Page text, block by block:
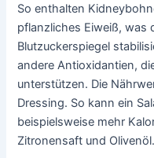
So enthalten
pflanzliches Eiweiß, was
Blutzuckerspiegel
andere Antioxidantien,
unterstützen. Die
Dressing. So kann ein
beispielsweise mehr
Zitronensaft und Olivenöl.